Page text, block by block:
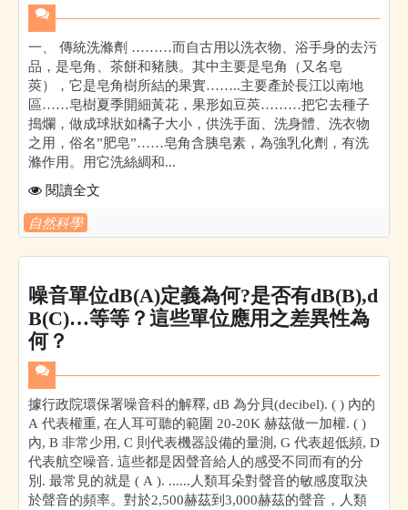
一、 傳統洗滌劑 ………而自古用以洗衣物、浴手身的去污
品，是皂角、茶餅和豬胰。其中主要是皂角（又名皂
莢），它是皂角樹所結的果實……..主要產於長江以南地
區……皂樹夏季開細黃花，果形如豆莢………把它去種子
搗爛，做成球狀如橘子大小，供洗手面、洗身體、洗衣物
之用，俗名”肥皂”……皂角含胰皂素，為強乳化劑，有洗
滌作用。用它洗絲綢和...
閱讀全文
自然科學
噪音單位dB(A)定義為何?是否有dB(B),d
B(C)…等等？這些單位應用之差異性為
何？
據行政院環保署噪音科的解釋, dB 為分貝(decibel). ( ) 內的
A 代表權重, 在人耳可聽的範圍 20-20K 赫茲做一加權. ( )
內, B 非常少用, C 則代表機器設備的量測, G 代表超低頻, D
代表航空噪音. 這些都是因聲音給人的感受不同而有的分
別. 最常見的就是 ( A ). ......人類耳朵對聲音的敏感度取決
於聲音的頻率。對於2,500赫茲到3,000赫茲的聲音，人類